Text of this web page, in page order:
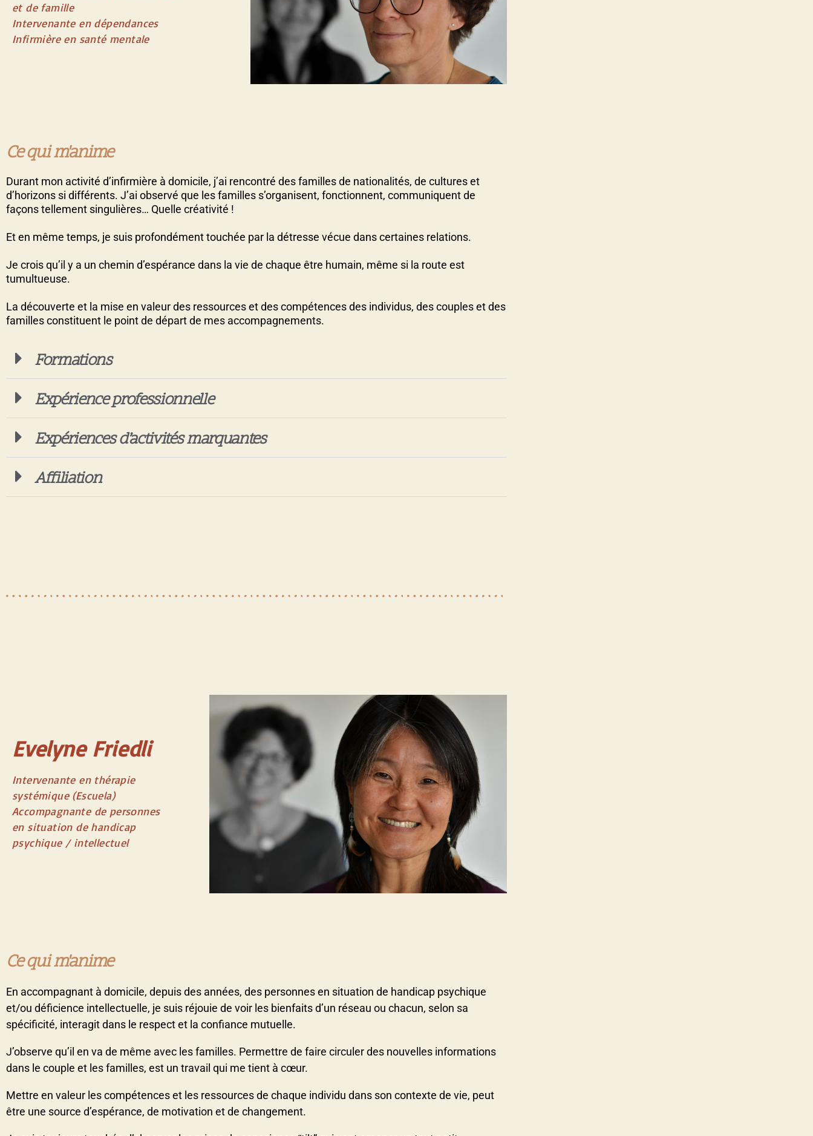
et de famille
Intervenante en dépendances
Infirmière en santé mentale
Ce qui m'anime
Durant mon activité d’infirmière à domicile, j’ai rencontré des familles de nationalités, de cultures et
d’horizons si différents. J’ai observé que les familles s’organisent, fonctionnent, communiquent de
façons tellement singulières… Quelle créativité !
Et en même temps, je suis profondément touchée par la détresse vécue dans certaines relations.
Je crois qu’il y a un chemin d’espérance dans la vie de chaque être humain, même si la route est
tumultueuse.
La découverte et la mise en valeur des ressources et des compétences des individus, des couples et des
familles constituent le point de départ de mes accompagnements.
Formations
Expérience professionnelle
Expériences d’activités marquantes
Affiliation
Evelyne Friedli
Intervenante en thérapie
systémique (Escuela)
Accompagnante de personnes
en situation de handicap
psychique / intellectuel
Ce qui m'anime
En accompagnant à domicile, depuis des années, des personnes en situation de handicap psychique
et/ou déficience intellectuelle, je suis réjouie de voir les bienfaits d’un réseau ou chacun, selon sa
spécificité, interagit dans le respect et la confiance mutuelle.
J’observe qu’il en va de même avec les familles. Permettre de faire circuler des nouvelles informations
dans le couple et les familles, est un travail qui me tient à cœur.
Mettre en valeur les compétences et les ressources de chaque individu dans son contexte de vie, peut
être une source d’espérance, de motivation et de changement.